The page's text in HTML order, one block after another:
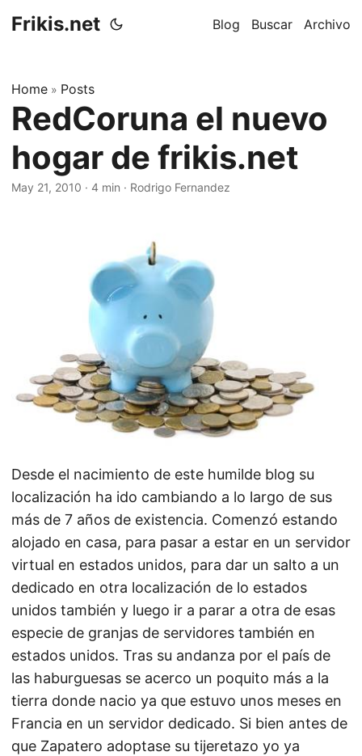
Frikis.net Blog Buscar Archivo
Home » Posts
RedCoruna el nuevo
hogar de frikis.net
May 21, 2010 · 4 min · Rodrigo Fernandez
Desde el nacimiento de este humilde blog su
localización ha ido cambiando a lo largo de sus
más de 7 años de existencia. Comenzó estando
alojado en casa, para pasar a estar en un servidor
virtual en estados unidos, para dar un salto a un
dedicado en otra localización de lo estados
unidos también y luego ir a parar a otra de esas
especie de granjas de servidores también en
estados unidos. Tras su andanza por el país de
las haburguesas se acerco un poquito más a la
tierra donde nacio ya que estuvo unos meses en
Francia en un servidor dedicado. Si bien antes de
que Zapatero adoptase su tijeretazo yo ya